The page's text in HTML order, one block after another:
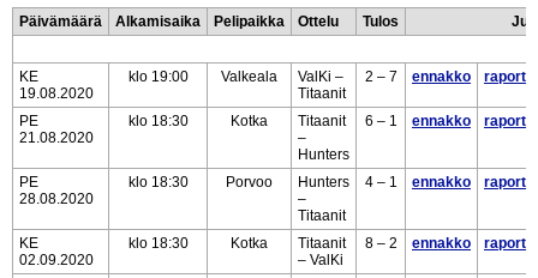
Päivämäärä Alkamisaika Pelipaikka Ottelu Tulos
KE
19.08.2020
klo 19:00 Valkeala
ValKi –
Titaanit
2 – 7 ennakko raportti
PE
21.08.2020
klo 18:30 Kotka
Titaanit
–
Hunters
6 – 1 ennakko raportti
PE
28.08.2020
klo 18:30 Porvoo
Hunters
–
Titaanit
4 – 1 ennakko raportti
KE
02.09.2020
klo 18:30 Kotka
Titaanit
– ValKi
8 – 2 ennakko raportti